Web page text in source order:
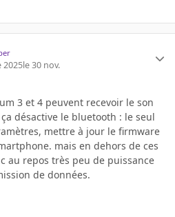
2025le 30 nov.
3 et 4 peuvent recevoir le son
désactive le bluetooth : le seul
mettre à jour le firmware
mais en dehors de ces
au repos très peu de puissance
de données.